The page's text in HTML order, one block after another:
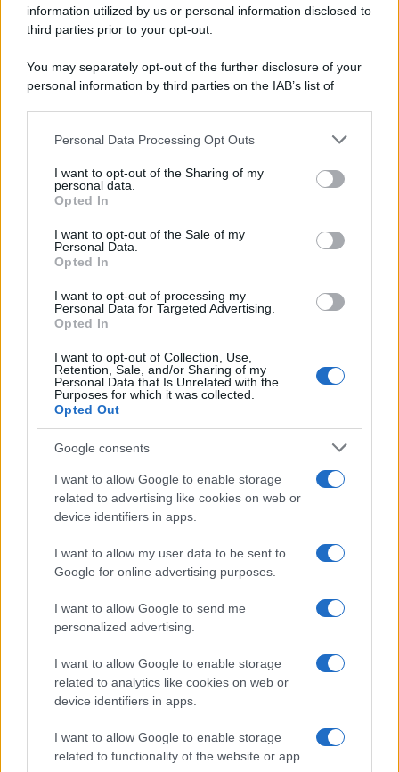
information utilized by us or personal information disclosed to
third parties prior to your opt-out.
You may separately opt-out of the further disclosure of your
personal information by third parties on the IAB’s list of
This information may also be disclosed by us to third parties
disclose it to other third parties.
Please note that this website/app uses one or more Google
services and may gather and store information including but
not limited to your visit or usage behaviour. You may click to
grant or deny consent to Google and its third-party tags to
consent section.
Personal Data Processing Opt Outs
I want to opt-out of the Sharing of my
personal data.
Opted In
I want to opt-out of the Sale of my
Personal Data.
Opted In
I want to opt-out of processing my
Personal Data for Targeted Advertising.
Opted In
I want to opt-out of Collection, Use,
Retention, Sale, and/or Sharing of my
Personal Data that Is Unrelated with the
Purposes for which it was collected.
Opted Out
Google consents
I want to allow Google to enable storage
related to advertising like cookies on web or
device identifiers in apps.
I want to allow my user data to be sent to
Google for online advertising purposes.
I want to allow Google to send me
personalized advertising.
I want to allow Google to enable storage
related to analytics like cookies on web or
device identifiers in apps.
I want to allow Google to enable storage
related to functionality of the website or app.
FRASI
Frasi celebri
Frasi da condividere
Poesie
Frasi dei film
Frasi film più lette
Incipit dei film
Film più cercati
Frasi sul cinema
SERVIZI
Mappa del sito
Cookie Policy
Frasi suddivise per tema